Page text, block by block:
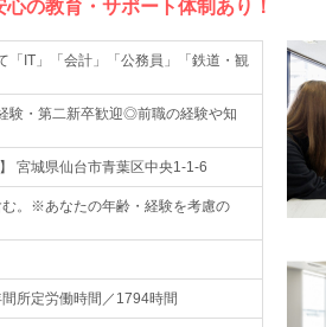
の教育・サポート体制あり！
「IT」「会計」「公務員」「鉄道・観
験・第二新卒歓迎◎前職の経験や知
宮城県仙台市青葉区中央1-1-6
。※あなたの年齢・経験を考慮の
所定労働時間／1794時間